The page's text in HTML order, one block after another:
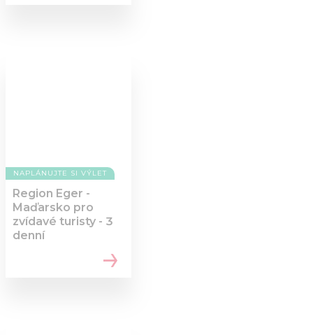
NAPLÁNUJTE SI VÝLET
Region Eger -
Maďarsko pro
zvídavé turisty - 3
denní